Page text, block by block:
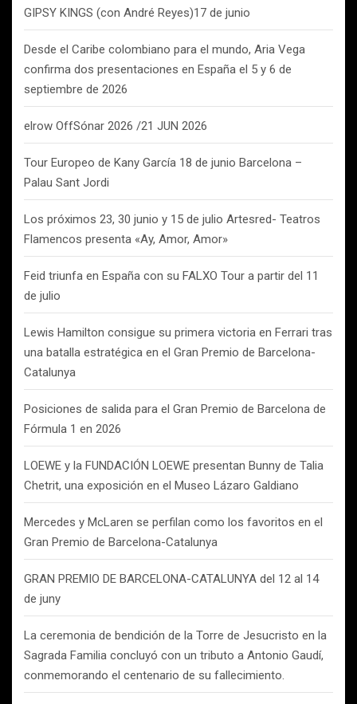
GIPSY KINGS (con André Reyes)17 de junio
Desde el Caribe colombiano para el mundo, Aria Vega
confirma dos presentaciones en España el 5 y 6 de
septiembre de 2026
elrow OffSónar 2026 /21 JUN 2026
Tour Europeo de Kany García 18 de junio Barcelona –
Palau Sant Jordi
Los próximos 23, 30 junio y 15 de julio Artesred- Teatros
Flamencos presenta «Ay, Amor, Amor»
Feid triunfa en España con su FALXO Tour a partir del 11
de julio
Lewis Hamilton consigue su primera victoria en Ferrari tras
una batalla estratégica en el Gran Premio de Barcelona-
Catalunya
Posiciones de salida para el Gran Premio de Barcelona de
Fórmula 1 en 2026
LOEWE y la FUNDACIÓN LOEWE presentan Bunny de Talia
Chetrit, una exposición en el Museo Lázaro Galdiano
Mercedes y McLaren se perfilan como los favoritos en el
Gran Premio de Barcelona-Catalunya
GRAN PREMIO DE BARCELONA-CATALUNYA del 12 al 14
de juny
La ceremonia de bendición de la Torre de Jesucristo en la
Sagrada Familia concluyó con un tributo a Antonio Gaudí,
conmemorando el centenario de su fallecimiento.